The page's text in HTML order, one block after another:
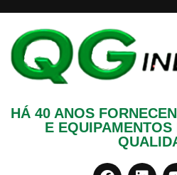
HÁ 40 ANOS
E